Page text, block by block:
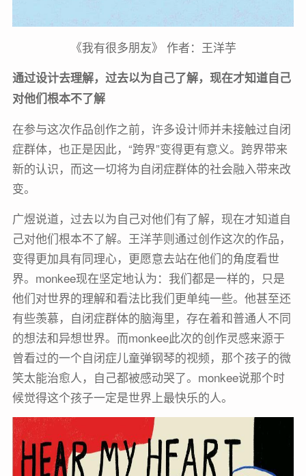
《我有很多朋友》 作者：王洋芋
通过设计去理解，过去以为自己了解，现在才知道自己
对他们根本不了解
在参与这次作品创作之前，许多设计师并未接触过自闭
症群体，也正是因此，“跨界”变得更有意义。跨界带来
新的认识，而这一切将为自闭症群体的社会融入带来改
变。
广煜说道，过去以为自己对他们有了解，现在才知道自
己对他们根本不了解。王洋芋则通过创作这次的作品，
变得更加具有同理心，更愿意去站在他们的角度看世
界。monkee现在坚定地认为：我们都是一样的，只是
他们对世界的理解和看法比我们更单纯一些。他甚至还
有些羡慕，自闭症群体的脑海里，存在着和普通人不同
的想法和异想世界。而monkee此次的创作灵感来源于
曾看过的一个自闭症儿童弹钢琴的视频，那个孩子的微
笑太能治愈人，自己都被感动哭了。monkee说那个时
候觉得这个孩子一定是世界上最快乐的人。